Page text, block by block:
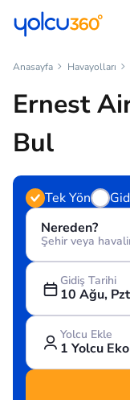
Anasayfa Havayolları
Ernest
Bul
Tek Yön
Nereden?
Şehir veya
Gidiş Tarihi
10 Ağu, Pzt
Yolcu Ekle
1 Yolcu